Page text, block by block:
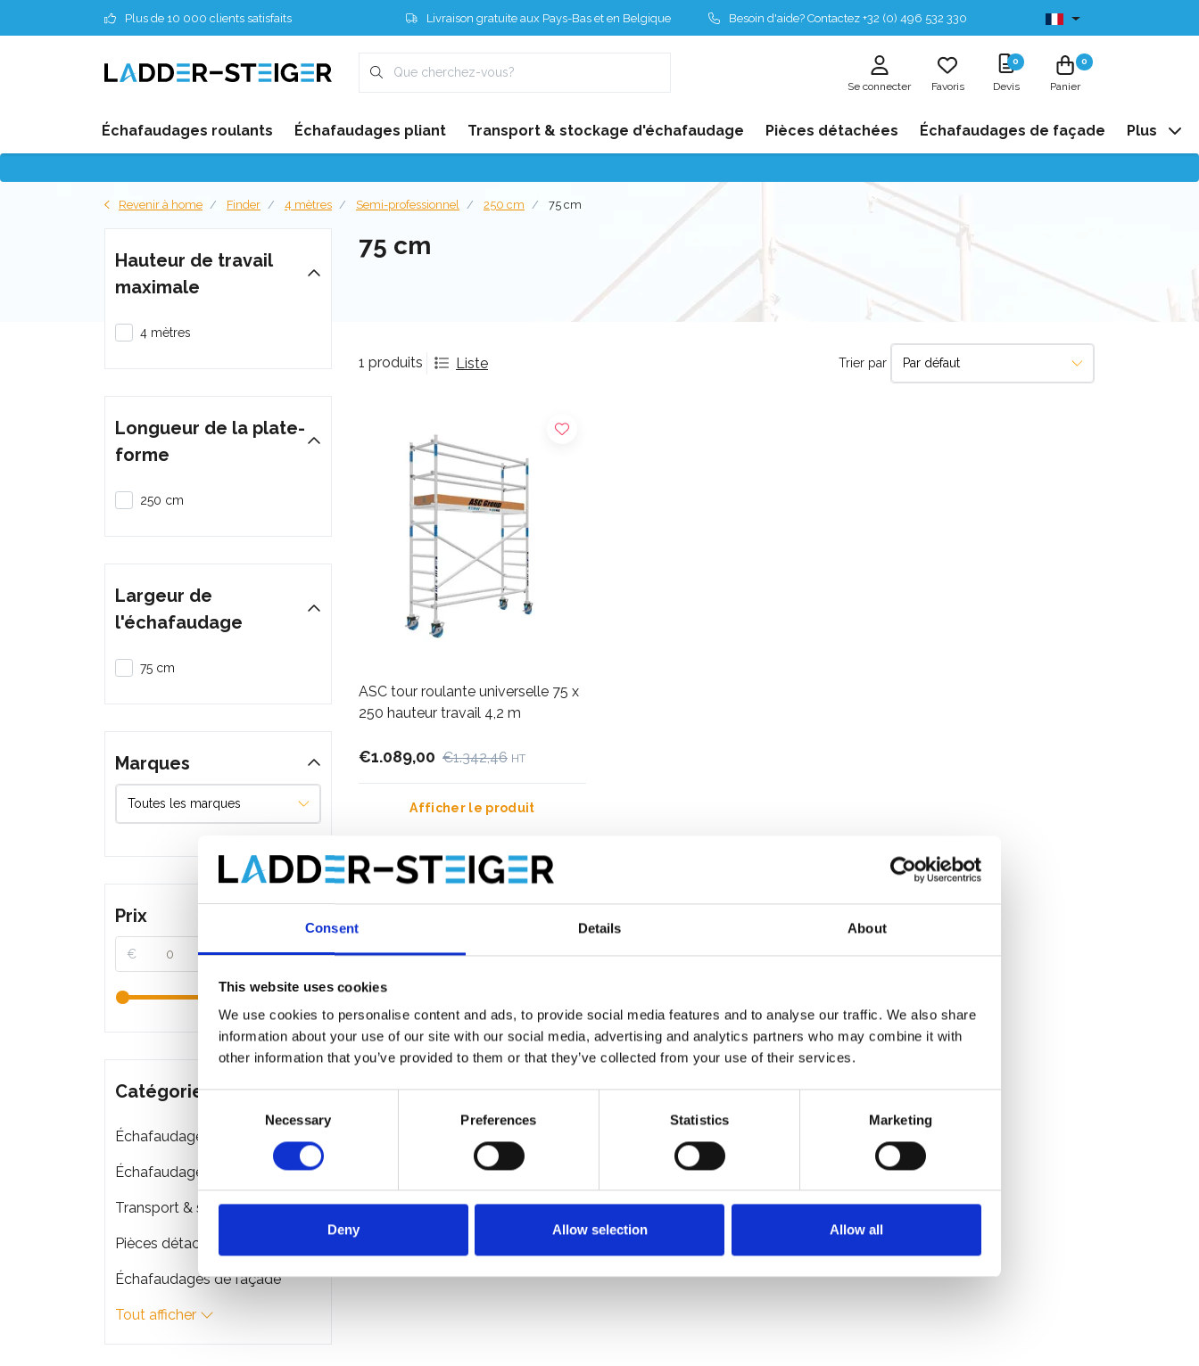
Consent Details About
This website uses cookies
We use cookies to personalise content and ads, to provide social media features and to analyse our traffic. We also share
information about your use of our site with our social media, advertising and analytics partners who may combine it with
other information that you’ve provided to them or that they’ve collected from your use of their services.
Consent
Necessary Preferences Statistics Marketing
Deny Allow selection Allow all
Plus de 10 000 clients satisfaits Livraison gratuite aux Pays-Bas et en Belgique Besoin d'aide? Contactez +32 (0) 496 532 330 Disponibles de stock
Se connecter Favoris
0
Devis
0
Panier
Échafaudages roulants Échafaudages pliant Transport & stockage d'échafaudage Pièces détachées Échafaudages de façade Plus
Revenir à home Finder 4 mètres Semi-professionnel 250 cm 75 cm
75 cm
1 produits Liste Trier par
ASC tour roulante universelle 75 x
250 hauteur travail 4,2 m
€1.089,00 €1.342,46 HT
Afficher le produit
Hauteur de travail
maximale
4 mètres
Longueur de la plate-
forme
250 cm
Largeur de
l'échafaudage
75 cm
Marques
Prix
€ €
Catégories
Échafaudages roulants
Échafaudages pliant
Transport & stockage d'échafaudage
Pièces détachées
Échafaudages de façade
Tout afficher